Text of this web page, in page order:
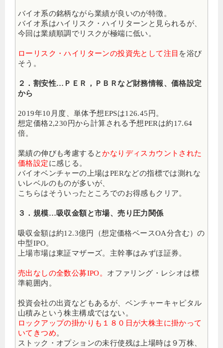
バイオ系の銘柄ながら業績が良いのが特徴。
バイオ系はハイリスク・ハイリターンと見られるが、
今回は業績順調でリスクが極端に低い。
ローリスク・ハイリターンの投資先として注目 を浴び
そう。
２．割安性…ＰＥＲ，ＰＢＲなど財務情報、価格設定
から
2019年10月度、単体予想EPSは126.45円。
想定価格2,230円から計算される予想PERは約17.64
倍。
業績の伸びも考慮するとかなりディスカウントされた
価格設定に感じる。
バイオベンチャーの上場はPERなどの指標では測れな
いレベルのものが多いが、
こちらはそういったところでのお得感もクリア。
３．規模…吸収金額と市場、売り圧力関係
吸収金額は約12.3億円（想定価格ベースOA分含む）の
中型IPO。
上場市場は東証マザーズ。主幹事はみずほ証券。
売出なしの全数公募IPO。 オファリング・レシオは標
準範囲内。
投資会社の出資などもあるが、ベンチャーキャピタル
山積みという株主構成ではない。
ロックアップの掛かりも１８０日が大株主に掛かって
いてきつめ。
ストック・オプションの未行使残は上場時は９万株、